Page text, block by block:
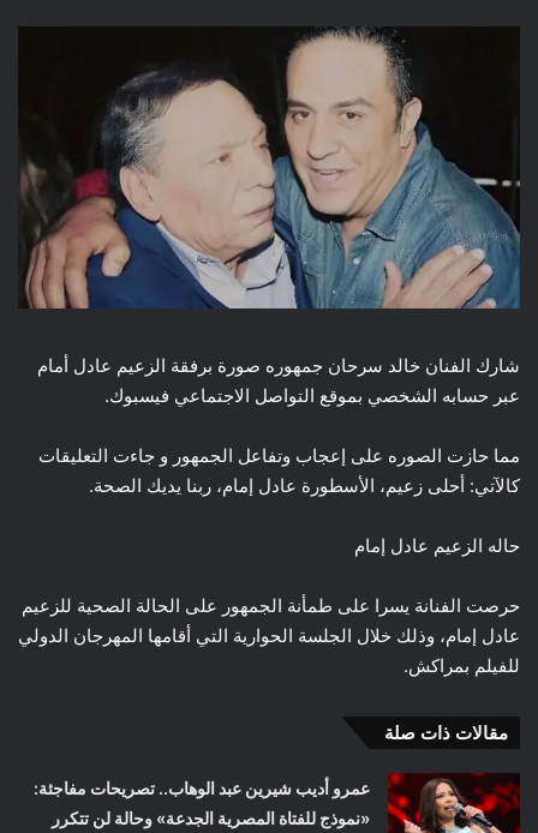
شارك الفنان خالد سرحان جمهوره صورة برفقة الزعيم عادل أمام
عبر حسابه الشخصي بموقع التواصل الاجتماعي فيسبوك.
مما حازت الصوره على إعجاب وتفاعل الجمهور و جاءت التعليقات
كالآتي: أحلى زعيم، الأسطورة عادل إمام، ربنا يديك الصحة.
حاله الزعيم عادل إمام
حرصت الفنانة يسرا على طمأنة الجمهور على الحالة الصحية للزعيم
عادل إمام، وذلك خلال الجلسة الحوارية التي أقامها المهرجان الدولي
للفيلم بمراكش.
مقالات ذات صلة
عمرو أديب شيرين عبد الوهاب.. تصريحات مفاجئة:
«نموذج للفتاة المصرية الجدعة» وحالة لن تتكرر